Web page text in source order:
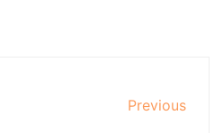
Previous